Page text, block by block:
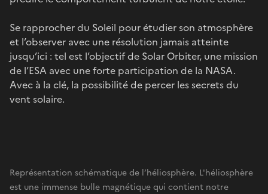
Se rapprocher du Soleil pour étudier son atmosphère
et l’observer avec une résolution jamais atteinte
jusqu’ici : tel est l’objectif de Solar Orbiter, une mission
de l’ESA avec une forte participation de la NASA.
Avec à la clé, la possibilité de percer les secrets du
vent solaire.
Représentation schématique de l’héliosphère. L'héliosphère
est une immense bulle magnétique qui contient notre